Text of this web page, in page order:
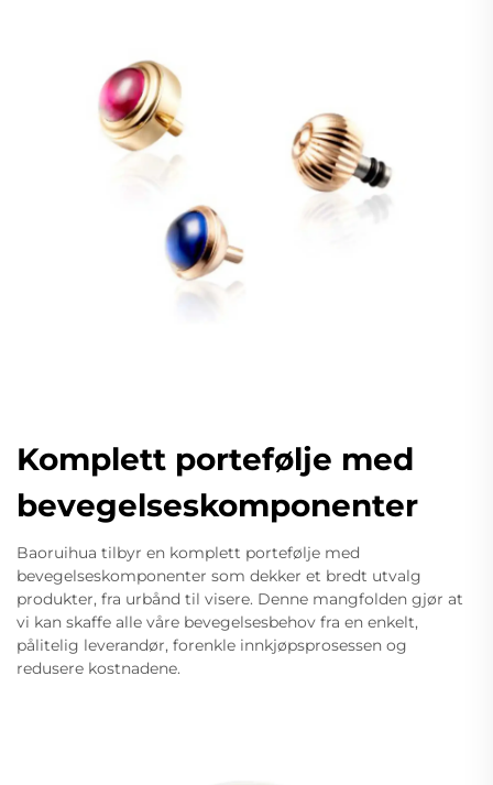
Komplett portefølje med
bevegelseskomponenter
Baoruihua tilbyr en komplett portefølje med
bevegelseskomponenter som dekker et bredt utvalg
produkter, fra urbånd til visere. Denne mangfolden gjør at
vi kan skaffe alle våre bevegelsesbehov fra en enkelt,
pålitelig leverandør, forenkle innkjøpsprosessen og
redusere kostnadene.